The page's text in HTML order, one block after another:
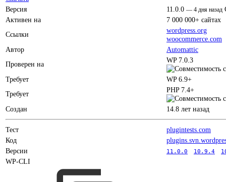
Версия
11.0.0 — 4 дня назад
Активен на
7 000 000+ сайтах
Ссылки
wordpress.org
woocommerce.com
Автор
Automattic
Проверен на
WP 7.0.3
Требует
WP 6.9+
Требует
PHP 7.4+
Создан 14.8 лет назад
Тест
plugintests.com
Код
Версии
11.0.0 10.9.4
WP-CLI